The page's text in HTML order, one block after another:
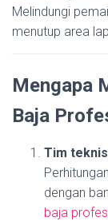
Melindungi
menutup area
Mengapa
Baja
Tim
dengan
baja